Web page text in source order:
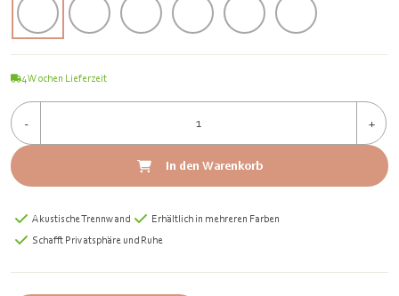
4Wochen Lieferzeit
- +
In den Warenkorb
Akustische Trennwand
Erhältlich in mehreren Farben
Schafft Privatsphäre und Ruhe